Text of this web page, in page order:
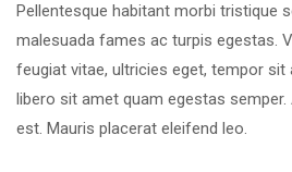
Pellentesque habitant morbi tristique
malesuada fames ac turpis egestas.
feugiat vitae, ultricies eget, tempor sit
libero sit amet quam egestas
est. Mauris placerat eleifend leo.